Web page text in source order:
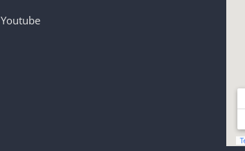
Youtube